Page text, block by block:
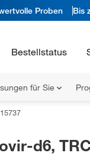
Proben Bis
Bestellstatus
für Sie
d6,